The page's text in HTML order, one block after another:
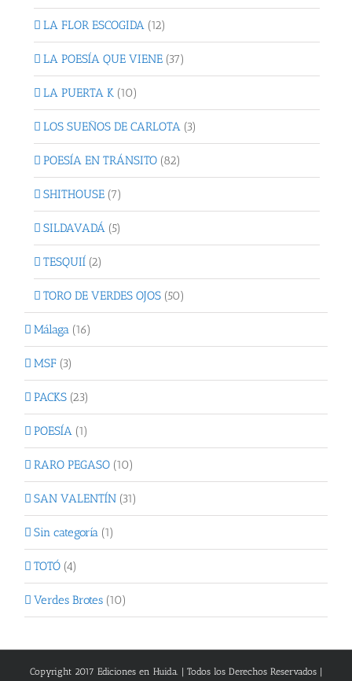
LA FLOR ESCOGIDA (12)
LA POESÍA QUE VIENE (37)
LA PUERTA K (10)
LOS SUEÑOS DE CARLOTA (3)
POESÍA EN TRÁNSITO (82)
SHITHOUSE (7)
SILDAVADÁ (5)
TESQUIÍ (2)
TORO DE VERDES OJOS (50)
Málaga (16)
MSF (3)
PACKS (23)
POESÍA (1)
RARO PEGASO (10)
SAN VALENTÍN (31)
Sin categoría (1)
TOTÓ (4)
Verdes Brotes (10)
Copyright 2017 Ediciones en Huida. | Todos los Derechos Reservados |